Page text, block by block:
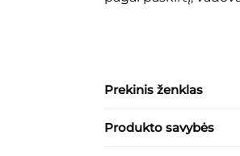
Prekinis ženklas
Produkto savybės